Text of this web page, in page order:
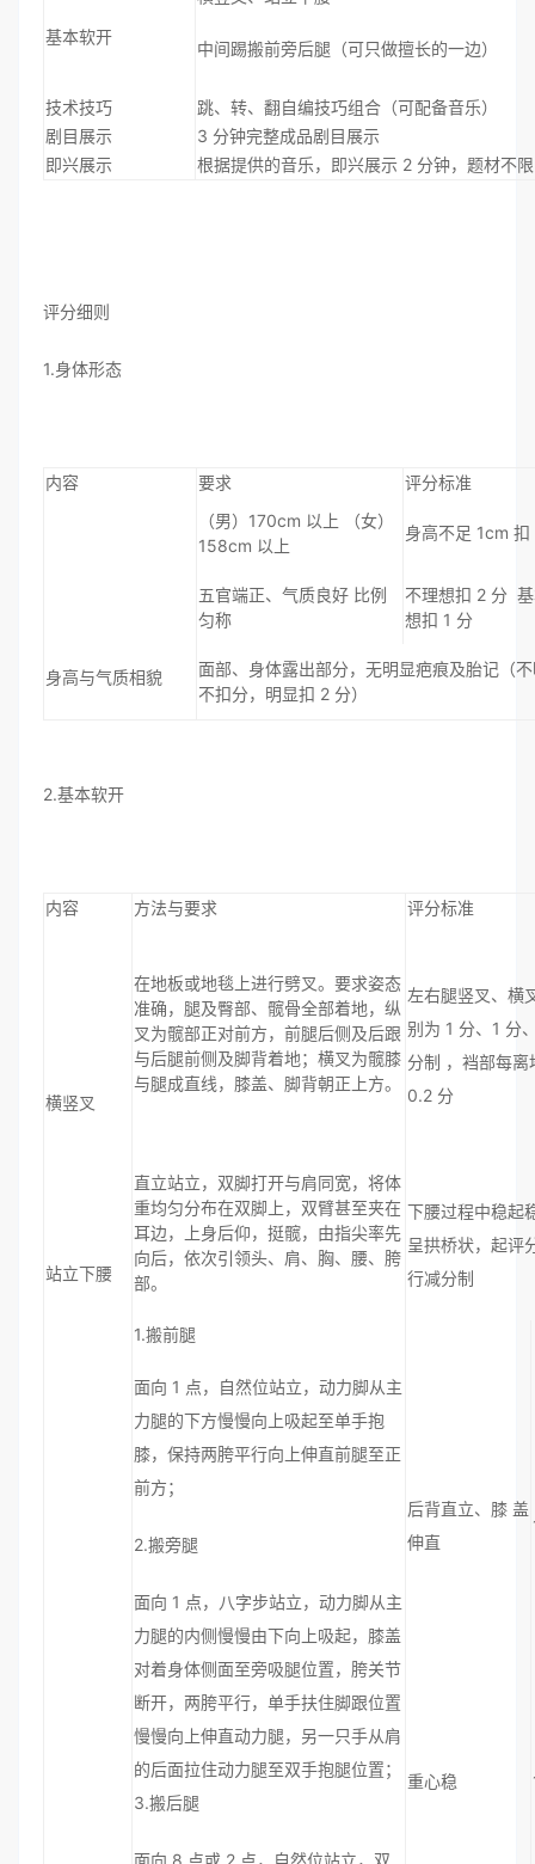
基本软开
中间踢搬前旁后腿（可只做擅长的一边）
技术技巧
跳、转、翻自编技巧组合（可配备音乐）
剧目展示
3 分钟完整成品剧目展示
即兴展示
根据提供的音乐，即兴展示 2 分钟，题材不限
评分细则
1.身体形态
内容 要求 评分标准
身高与气质相貌
（男）170cm 以上 （女）
158cm 以上
身高不足 1cm 扣
五官端正、气质良好 比例
匀称
不理想扣 2 分
想扣 1 分
面部、身体露出部分，无明显疤痕及胎记（
不扣分，明显扣 2 分）
2.基本软开
内容 方法与要求 评分标准
横竖叉
在地板或地毯上进行劈叉。要求姿态
准确，腿及臀部、髋骨全部着地，纵
叉为髋部正对前方，前腿后侧及后跟
与后腿前侧及脚背着地；横叉为髋膝
与腿成直线，膝盖、脚背朝正上方。
左右腿竖叉、横
别为 1 分、1 分
分制 ，裆部每离
0.2 分
站立下腰
直立站立，双脚打开与肩同宽，将体
重均匀分布在双脚上，双臂甚至夹在
耳边，上身后仰，挺髋，由指尖率先
向后，依次引领头、肩、胸、腰、胯
部。
下腰过程中稳起
呈拱桥状，起评
行减分制
1.搬前腿
面向 1 点，自然位站立，动力脚从主
力腿的下方慢慢向上吸起至单手抱
膝，保持两胯平行向上伸直前腿至正
前方；
2.搬旁腿
面向 1 点，八字步站立，动力脚从主
力腿的内侧慢慢由下向上吸起，膝盖
对着身体侧面至旁吸腿位置，胯关节
断开，两胯平行，单手扶住脚跟位置
慢慢向上伸直动力腿，另一只手从肩
的后面拉住动力腿至双手抱腿位置；
3.搬后腿
面向 8 点或 2 点，自然位站立，双
后背直立、膝 盖
伸直
重心稳